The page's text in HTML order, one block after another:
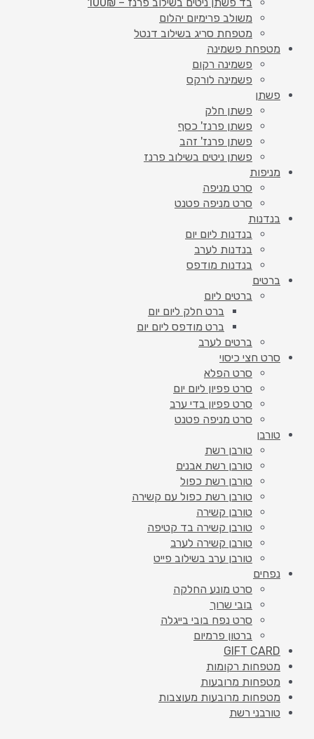
משולב פרימיום יהלום
מטפחת סריג בשילוב דנטל
מטפחת פשמינה
פשמינה רקום
פשמינה לורקס
פשתן
פשתן חלק
פשתן פרנז' כסף
פשתן פרנז' זהב
פשתן ניטים בשילוב פרנז
מניפות
סרט מניפה
סרט מניפה פטנט
בנדנות
בנדנות ליום יום
בנדנות לערב
בנדנות מודפס
ברטים
ברטים ליום
ברט חלק ליום יום
ברט מודפס ליום יום
ברטים לערב
סרט חצי כיסוי
סרט הפלא
סרט פפיון ליום יום
סרט פפיון בדי ערב
סרט מניפה פטנט
טורבן
טורבן רשת
טורבן רשת אבנים
טורבן רשת כפול
טורבן רשת כפול עם קשירה
טורבן קשירה
טורבן קשירה בד קטיפה
טורבן קשירה לערב
טורבן ערב בשילוב פייט
נפחים
סרט מונע החלקה
בובי שרוך
סרט נפח בובי בייגלה
ברטון פרמיום
GIFT CARD
מטפחות רקומות
מטפחות מרובעות
מטפחות מרובעות מעוצבות
טורבני רשת